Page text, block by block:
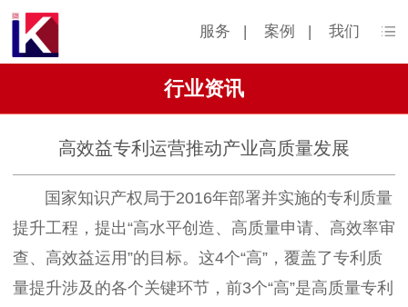
服务 | 案例 | 我们
行业资讯
高效益专利运营推动产业高质量发展
国家知识产权局于2016年部署并实施的专利质量
提升工程，提出“高水平创造、高质量申请、高效率审
查、高效益运用”的目标。这4个“高”，覆盖了专利质
量提升涉及的各个关键环节，前3个“高”是高质量专利